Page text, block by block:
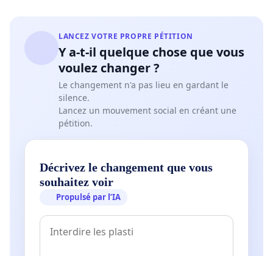
LANCEZ VOTRE PROPRE PÉTITION
Y a-t-il quelque chose que vous
voulez changer ?
Le changement n'a pas lieu en gardant le
silence.
Lancez un mouvement social en créant une
pétition.
Décrivez le changement que vous
souhaitez voir
Propulsé par l’IA